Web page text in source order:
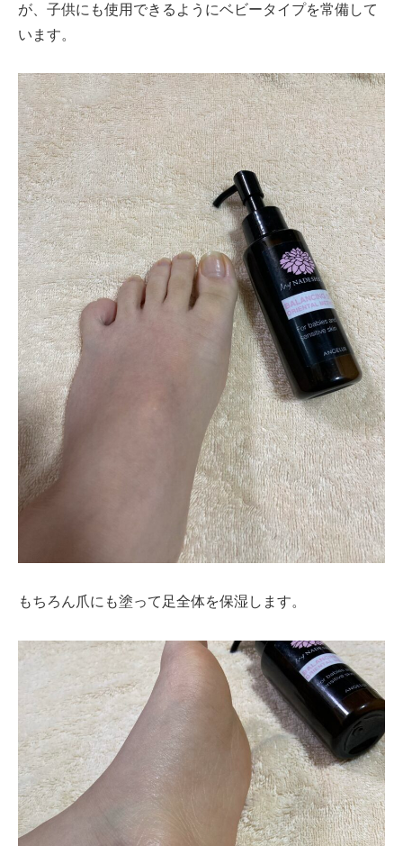
が、子供にも使用できるようにベビータイプを常備して
います。
もちろん爪にも塗って足全体を保湿します。